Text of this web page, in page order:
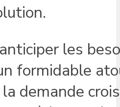
les
formidable
demande